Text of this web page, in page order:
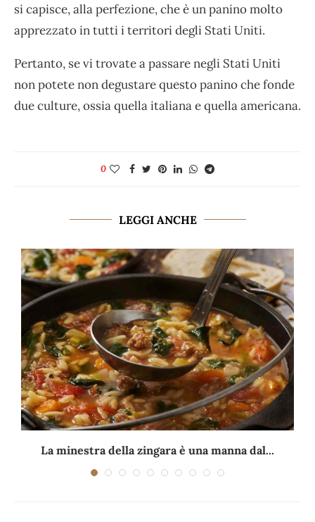
si capisce, alla perfezione, che è un panino molto
apprezzato in tutti i territori degli Stati Uniti.
Pertanto, se vi trovate a passare negli Stati Uniti
non potete non degustare questo panino che fonde
due culture, ossia quella italiana e quella americana.
0
LEGGI ANCHE
La minestra della zingara è una manna dal...